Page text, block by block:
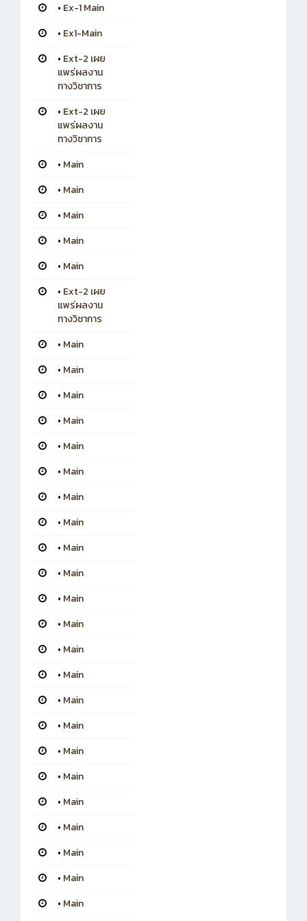
• Ex-1 Main
• Ex1-Main
• Ext-2 เผย
แพร่ผลงาน
ทางวิชาการ
• Ext-2 เผย
แพร่ผลงาน
ทางวิชาการ
• Main
• Main
• Main
• Main
• Main
• Ext-2 เผย
แพร่ผลงาน
ทางวิชาการ
• Main
• Main
• Main
• Main
• Main
• Main
• Main
• Main
• Main
• Main
• Main
• Main
• Main
• Main
• Main
• Main
• Main
• Main
• Main
• Main
• Main
• Main
• Main